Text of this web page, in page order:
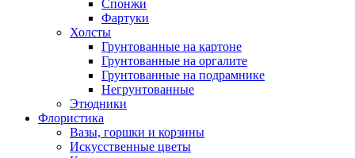
Спонжи
Фартуки
Холсты
Грунтованные на картоне
Грунтованные на оргалите
Грунтованные на подрамнике
Негрунтованные
Этюдники
Флористика
Вазы, горшки и корзины
Искусственные цветы